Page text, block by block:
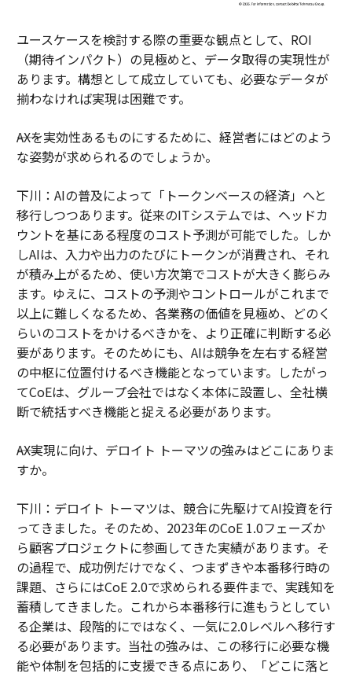
ユースケースを検討する際の重要な観点として、ROI
（期待インパクト）の見極めと、データ取得の実現性が
あります。構想として成立していても、必要なデータが
揃わなければ実現は困難です。
――AXを実効性あるものにするために、経営者にはどのよう
な姿勢が求められるのでしょうか。
下川：AIの普及によって「トークンベースの経済」へと
移行しつつあります。従来のITシステムでは、ヘッドカ
ウントを基にある程度のコスト予測が可能でした。しか
しAIは、入力や出力のたびにトークンが消費され、それ
が積み上がるため、使い方次第でコストが大きく膨らみ
ます。ゆえに、コストの予測やコントロールがこれまで
以上に難しくなるため、各業務の価値を見極め、どのく
らいのコストをかけるべきかを、より正確に判断する必
要があります。そのためにも、AIは競争を左右する経営
の中枢に位置付けるべき機能となっています。したがっ
てCoEは、グループ会社ではなく本体に設置し、全社横
断で統括すべき機能と捉える必要があります。
――AX実現に向け、デロイト トーマツの強みはどこにありま
すか。
下川：デロイト トーマツは、競合に先駆けてAI投資を行
ってきました。そのため、2023年のCoE 1.0フェーズか
ら顧客プロジェクトに参画してきた実績があります。そ
の過程で、成功例だけでなく、つまずきや本番移行時の
課題、さらにはCoE 2.0で求められる要件まで、実践知を
蓄積してきました。これから本番移行に進もうとしてい
る企業は、段階的にではなく、一気に2.0レベルへ移行す
る必要があります。当社の強みは、この移行に必要な機
能や体制を包括的に支援できる点にあり、「どこに落と